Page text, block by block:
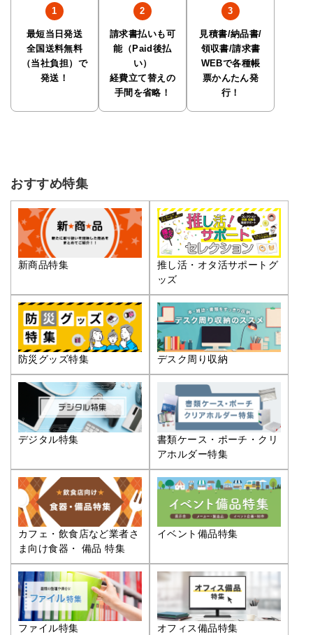
最短当日発送
全国送料無料
（当社負担）で
発送！
請求書払いも可
能（Paid後払
い）
経費立て替えの
手間を省略！
見積書/納品書/
領収書/請求書
WEBで各種帳
票かんたん発
行！
おすすめ特集
新商品特集
推し活・オタ活サポートグ
ッズ
防災グッズ特集 デスク周り収納
デジタル特集
書類ケース・ポーチ・クリ
アホルダー特集
カフェ・飲食店など業者さ
ま向け食器・ 備品 特集
イベント備品特集
ファイル特集 オフィス備品特集